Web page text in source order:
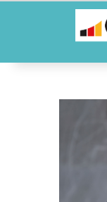
MOIN!